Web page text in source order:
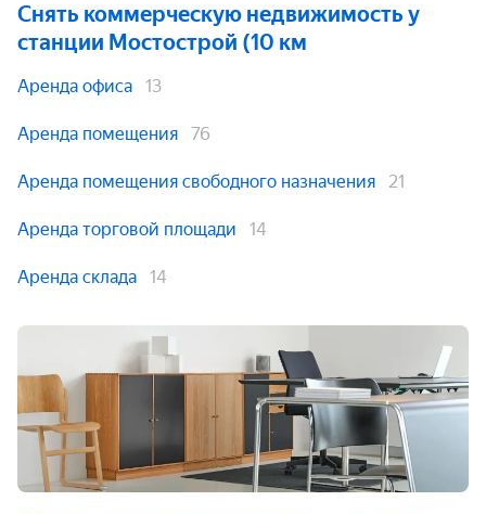
Снять коммерческую недвижимость у
станции Мостoстрой (10 км
Аренда офиса 13
Аренда помещения 76
Аренда помещения свободного назначения 21
Аренда торговой площади 14
Аренда склада 14